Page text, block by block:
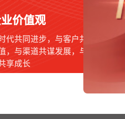
价值观
代共同进步，与客户共创
，与渠道共谋发展，与员
享成长